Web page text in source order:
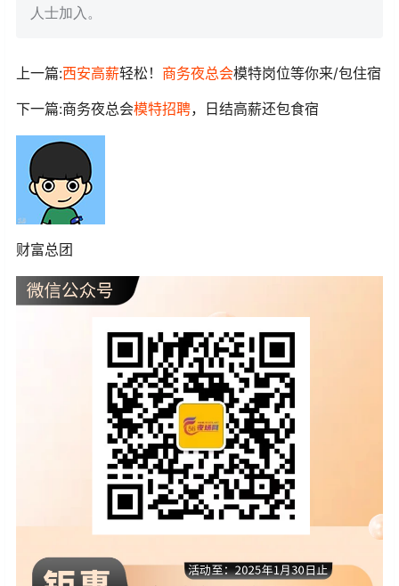
人士加入。
上一篇:西安高薪轻松！ 商务夜总会模特岗位等你来/包住宿
下一篇:商务夜总会模特招聘，日结高薪还包食宿
财富总团